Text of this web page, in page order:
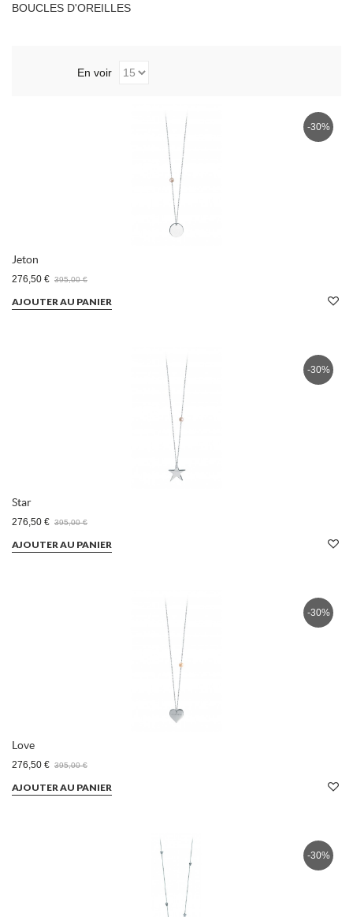
BOUCLES D'OREILLES
En voir
Jeton
276,50 € 395,00 €
-30%
AJOUTER AU PANIER
Star
276,50 € 395,00 €
-30%
AJOUTER AU PANIER
Love
276,50 € 395,00 €
-30%
AJOUTER AU PANIER
-30%